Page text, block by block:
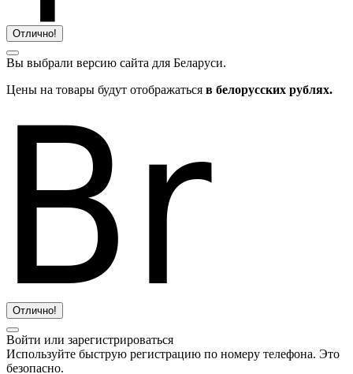
Отлично!
Вы выбрали версию сайта для Беларуси.
Цены на товары будут отображаться в белорусских рублях.
Отлично!
Войти или зарегистрироваться
Используйте быструю регистрацию по номеру телефона. Это
безопасно.